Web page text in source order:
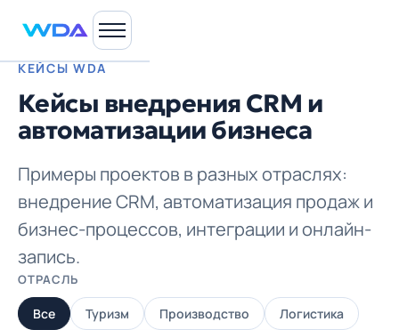
КЕЙСЫ WDA
Кейсы внедрения CRM и
автоматизации бизнеса
Примеры проектов в разных отраслях:
внедрение CRM, автоматизация продаж и
бизнес-процессов, интеграции и онлайн-
запись.
ОТРАСЛЬ
Все Туризм Производство
Логистика